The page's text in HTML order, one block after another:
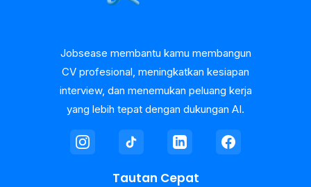
Jobsease membantu kamu membangun
CV profesional, meningkatkan kesiapan
interview, dan menemukan peluang kerja
yang lebih tepat dengan dukungan AI.
Tautan Cepat